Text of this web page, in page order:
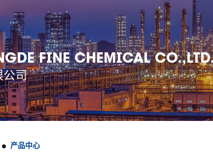
FINE CHEMICAL
公司
产品中心